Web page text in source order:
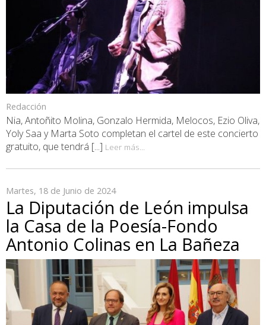
Redacción
Nia, Antoñito Molina, Gonzalo Hermida, Melocos, Ezio Oliva,
Yoly Saa y Marta Soto completan el cartel de este concierto
gratuito, que tendrá [...] Leer más...
Martes, 18 de Junio de 2024
La Diputación de León impulsa
la Casa de la Poesía-Fondo
Antonio Colinas en La Bañeza